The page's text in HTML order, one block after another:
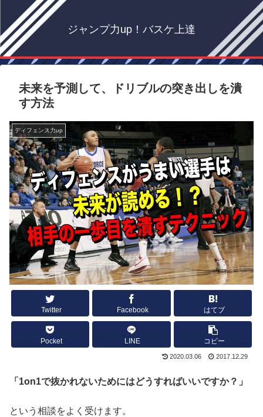
ジャンプ力up！バスケ上達
未来を予測して、ドリブルの突き出しを潰
す方法
ディフェンス力up
Twitter Facebook はてブ
Pocket LINE コピー
2020.03.06 2017.12.29
「1on1で抜かれないためにはどうすればいいですか？」
という相談をよく受けます。